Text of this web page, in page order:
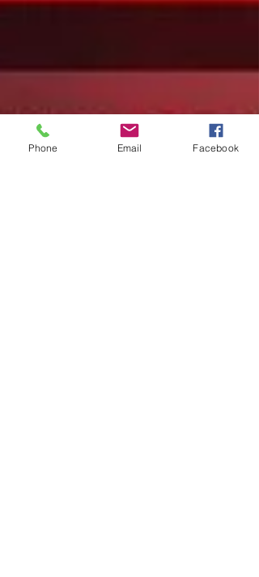
Phone Email Facebook